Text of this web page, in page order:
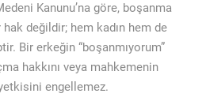
Kanunu’na göre, boşanma
değildir; hem kadın hem de
Bir erkeğin “boşanmıyorum”
hakkını veya mahkemenin
engellemez.